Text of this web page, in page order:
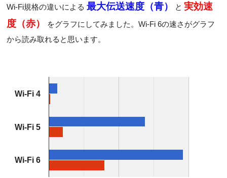
Wi-Fi規格の違いによる 最大伝送速度（青） と 実効速
度（赤）
をグラフにしてみました。Wi-Fi 6の速さがグラフ
から読み取れると思います。
Wi-Fi 4
Wi-Fi 5
Wi-Fi 6